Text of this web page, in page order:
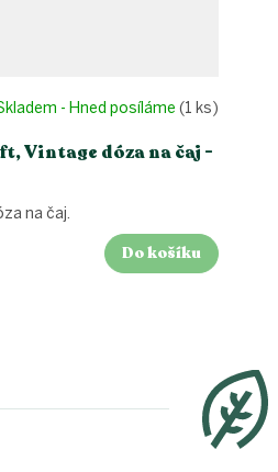
Vintage dóza na čaj -
- Hned posíláme (1 ks)
Do košíku
na čaj.